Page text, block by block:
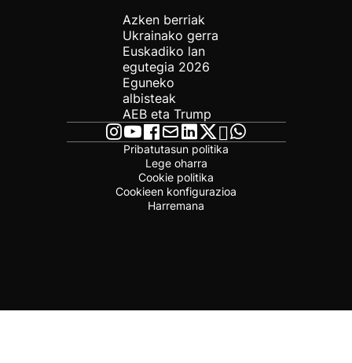
Azken berriak
Ukrainako gerra
Euskadiko lan
egutegia 2026
Eguneko
albisteak
AEB eta Trump
Pribatutasun politika
Lege oharra
Cookie politika
Cookieen konfigurazioa
Harremana